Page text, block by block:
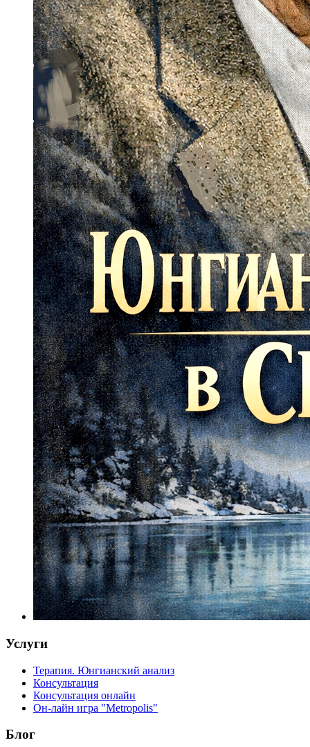
Услуги
Терапия. Юнгианский анализ
Консультация
Консультация онлайн
Он-лайн игра "Metropolis"
Блог